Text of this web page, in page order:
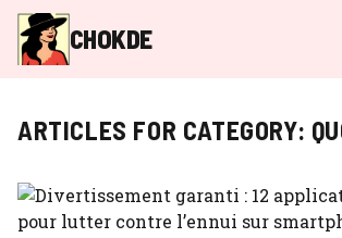
CHOKDE
ARTICLES FOR CATEGORY: